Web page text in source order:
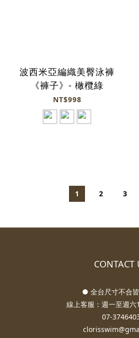
波西米亞編織美臀泳褲
《褲子》- 橄欖綠
NT$998
1 2 3
CONTACT
● 全台尺寸不合
線上客服：週一至週
07-